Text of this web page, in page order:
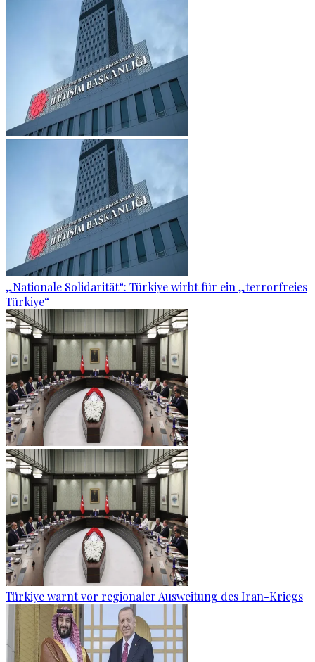
„Nationale Solidarität“: Türkiye wirbt für ein „terrorfreies
Türkiye“
Türkiye warnt vor regionaler Ausweitung des Iran-Kriegs